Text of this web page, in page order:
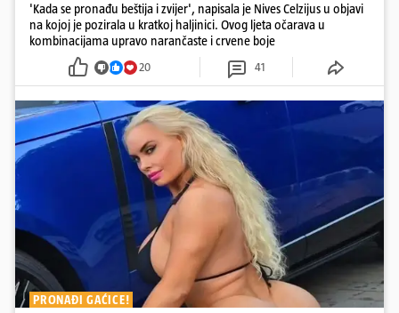
'Kada se pronađu beštija i zvijer', napisala je Nives Celzijus u objavi
na kojoj je pozirala u kratkoj haljinici. Ovog ljeta očarava u
kombinacijama upravo narančaste i crvene boje
20 41
PRONAĐI GAĆICE!